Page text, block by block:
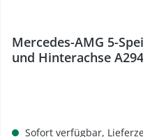
Mercedes-AMG 5-
und Hinterachse
Sofort verfügbar,